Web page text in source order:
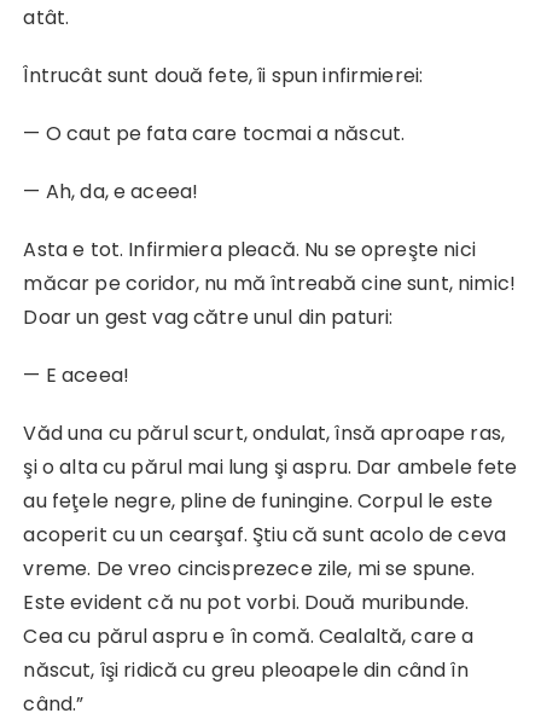
atât.
Întrucât sunt două fete, îi spun infirmierei:
— O caut pe fata care tocmai a născut.
— Ah, da, e aceea!
Asta e tot. Infirmiera pleacă. Nu se opreşte nici
măcar pe coridor, nu mă întreabă cine sunt, nimic!
Doar un gest vag către unul din paturi:
— E aceea!
Văd una cu părul scurt, ondulat, însă aproape ras,
şi o alta cu părul mai lung şi aspru. Dar ambele fete
au feţele negre, pline de funingine. Corpul le este
acoperit cu un cearşaf. Ştiu că sunt acolo de ceva
vreme. De vreo cincisprezece zile, mi se spune.
Este evident că nu pot vorbi. Două muribunde.
Cea cu părul aspru e în comă. Cealaltă, care a
născut, îşi ridică cu greu pleoapele din când în
când.”